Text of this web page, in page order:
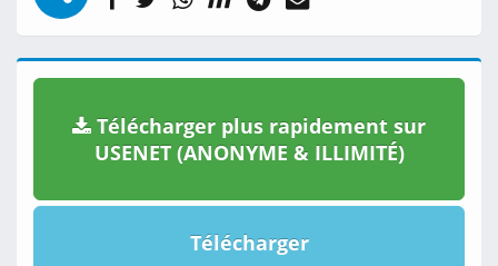
Télécharger plus rapidement sur
USENET (ANONYME & ILLIMITÉ)
Télécharger